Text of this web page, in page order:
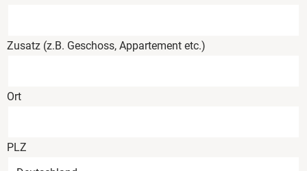
Zusatz (z.B. Geschoss, Appartement etc.)
Ort
PLZ